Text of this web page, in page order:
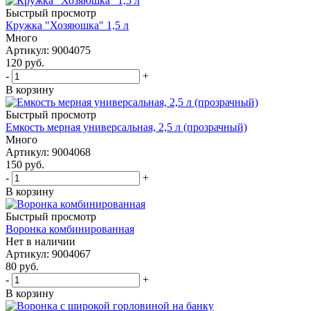
Быстрый просмотр
Кружка "Хозяюшка" 1,5 л
Много
Артикул: 9004075
120 руб.
-
+
В корзину
Быстрый просмотр
Емкость мерная универсальная, 2,5 л (прозрачный)
Много
Артикул: 9004068
150 руб.
-
+
В корзину
Быстрый просмотр
Воронка комбинированная
Нет в наличии
Артикул: 9004067
80 руб.
-
+
В корзину